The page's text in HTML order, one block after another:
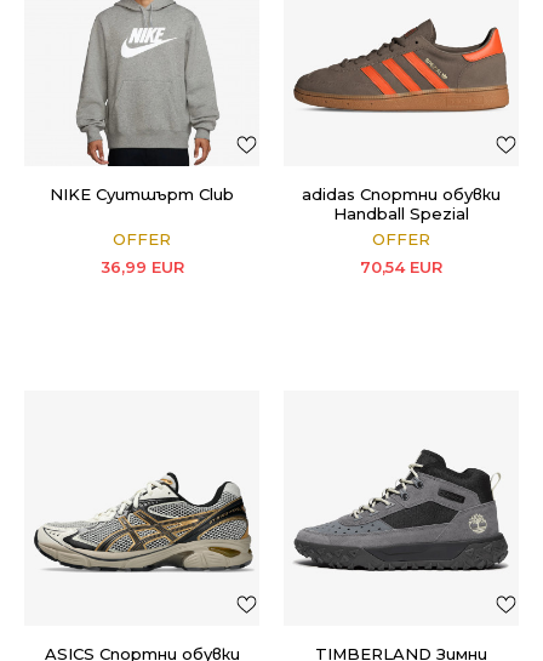
NIKE Суитшърт Club
OFFER
36,99 EUR
adidas Спортни обувки
Handball Spezial
OFFER
70,54 EUR
ASICS Спортни обувки
TIMBERLAND Зимни